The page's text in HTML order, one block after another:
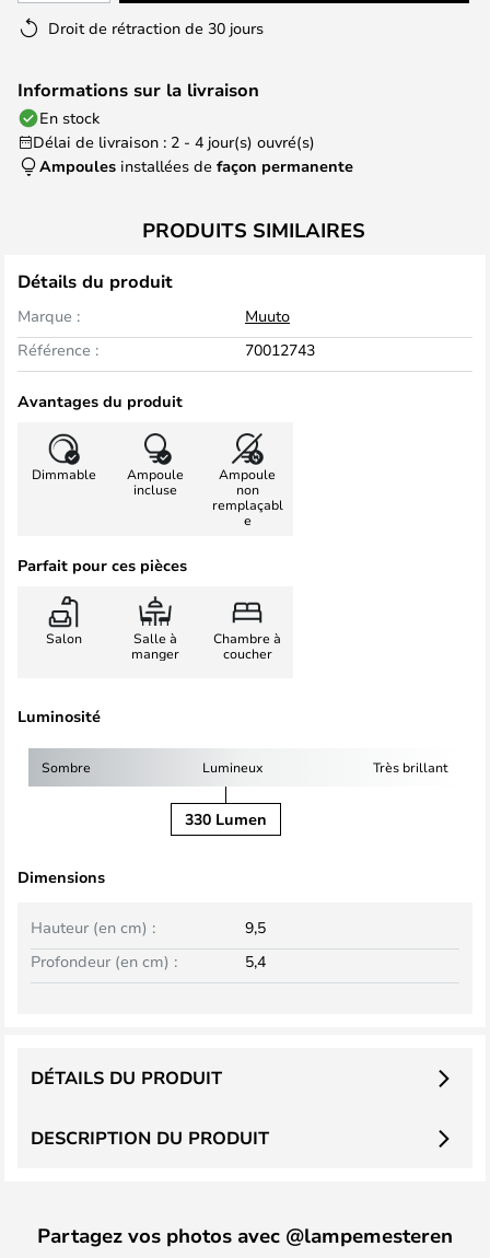
Droit de rétraction de 30 jours
Informations sur la livraison
En stock
Délai de livraison : 2 - 4 jour(s) ouvré(s)
Ampoules installées de façon permanente
PRODUITS SIMILAIRES
Détails du produit
Marque :
Muuto
Référence :
70012743
Avantages du produit
Dimmable
Ampoule
incluse
Ampoule
non
remplaçabl
e
Parfait pour ces pièces
Salon
Salle à
manger
Chambre à
coucher
Luminosité
Sombre Lumineux Très brillant
330 Lumen
Dimensions
Hauteur (en cm) :
9,5
Profondeur (en cm) :
5,4
DESCRIPTION DU PRODUIT
DÉTAILS DU PRODUIT
Partagez vos photos avec @lampemesteren